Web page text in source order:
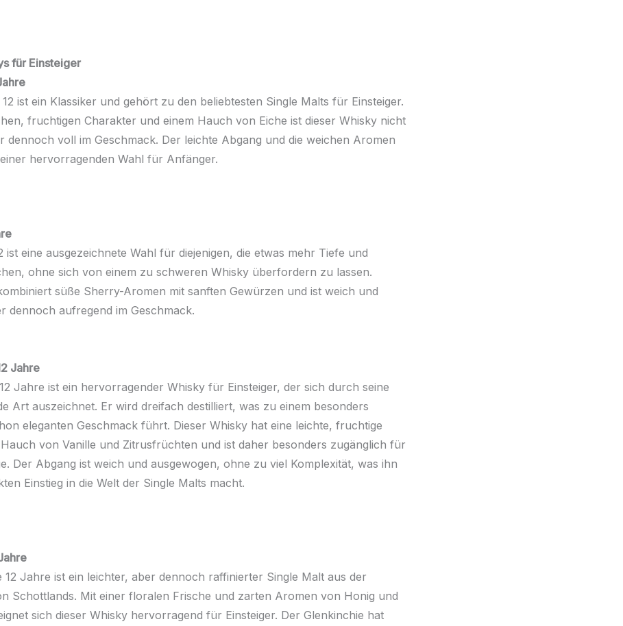
für Einsteiger
ist ein Klassiker und gehört zu den beliebtesten Single Malts für Einsteiger.
fruchtigen Charakter und einem Hauch von Eiche ist dieser Whisky nicht
dennoch voll im Geschmack. Der leichte Abgang und die weichen Aromen
hervorragenden Wahl für Anfänger.
ist eine ausgezeichnete Wahl für diejenigen, die etwas mehr Tiefe und
ohne sich von einem zu schweren Whisky überfordern zu lassen.
süße Sherry-Aromen mit sanften Gewürzen und ist weich und
dennoch aufregend im Geschmack.
Jahre
Jahre ist ein hervorragender Whisky für Einsteiger, der sich durch seine
Art auszeichnet. Er wird dreifach destilliert, was zu einem besonders
eleganten Geschmack führt. Dieser Whisky hat eine leichte, fruchtige
von Vanille und Zitrusfrüchten und ist daher besonders zugänglich für
Der Abgang ist weich und ausgewogen, ohne zu viel Komplexität, was ihn
Einstieg in die Welt der Single Malts macht.
12 Jahre ist ein leichter, aber dennoch raffinierter Single Malt aus der
Schottlands. Mit einer floralen Frische und zarten Aromen von Honig und
sich dieser Whisky hervorragend für Einsteiger. Der Glenkinchie hat